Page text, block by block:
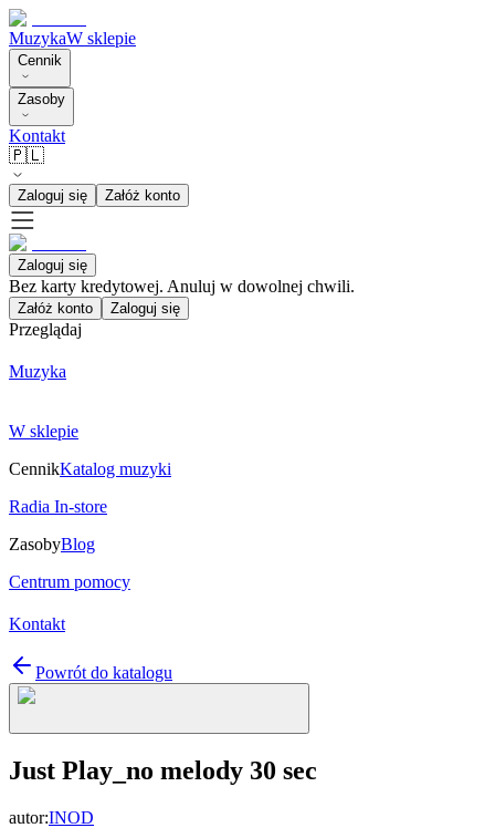
MuzykaW sklepie
Cennik
Zasoby
Kontakt
🇵🇱
Zaloguj się Załóż konto
Zaloguj się
Bez karty kredytowej. Anuluj w dowolnej chwili.
Załóż konto Zaloguj się
Przeglądaj
Muzyka
W sklepie
CennikKatalog muzyki
Radia In-store
ZasobyBlog
Centrum pomocy
Kontakt
Powrót do katalogu
Just Play_no melody 30 sec
autor:INOD